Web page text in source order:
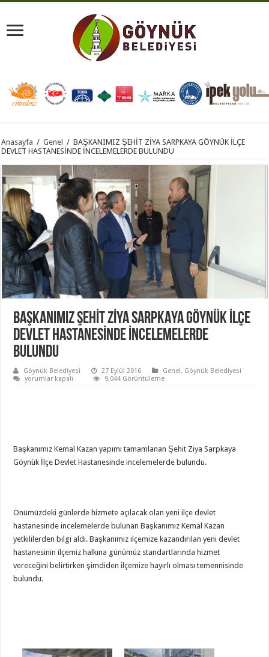
Anasayfa / Genel / BAŞKANIMIZ ŞEHİT ZİYA SARPKAYA GÖYNÜK İLÇE
DEVLET HASTANESİNDE İNCELEMELERDE BULUNDU
BAŞKANIMIZ ŞEHİT ZİYA SARPKAYA GÖYNÜK İLÇE
DEVLET HASTANESİNDE İNCELEMELERDE
BULUNDU
Göynük Belediyesi 27 Eylül 2016 Genel, Göynük Belediyesi
BAŞKANIMIZ
BULUNDU
yorumlar kapalı 9,044 Görüntüleme
Başkanımız Kemal Kazan yapımı tamamlanan Şehit Ziya Sarpkaya
Göynük İlçe Devlet Hastanesinde incelemelerde bulundu.
Önümüzdeki günlerde hizmete açılacak olan yeni ilçe devlet
hastanesinde incelemelerde bulunan Başkanımız Kemal Kazan
yetkililerden bilgi aldı. Başkanımız ilçemize kazandırılan yeni devlet
hastanesinin ilçemiz halkına günümüz standartlarında hizmet
vereceğini belirtirken şimdiden ilçemize hayırlı olması temennisinde
bulundu.